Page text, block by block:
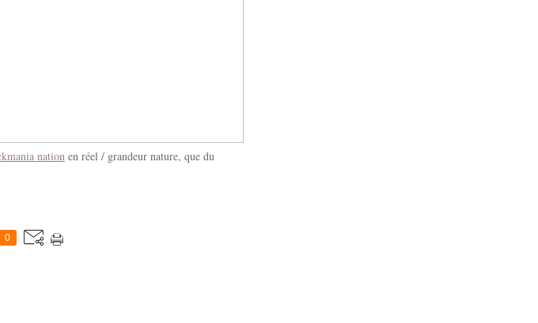
nation en réel / grandeur nature, que du
0